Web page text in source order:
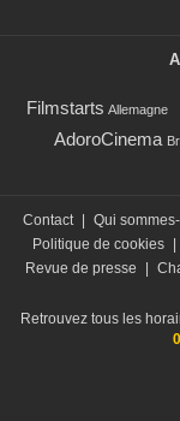
Filmstarts Allemagne
AdoroCinema
Contact Qui
Politique de cookies
Revue de presse
Retrouvez tous les